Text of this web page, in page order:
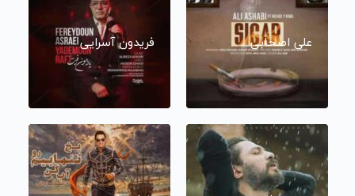
علی اصحابی فریدون آسرایی